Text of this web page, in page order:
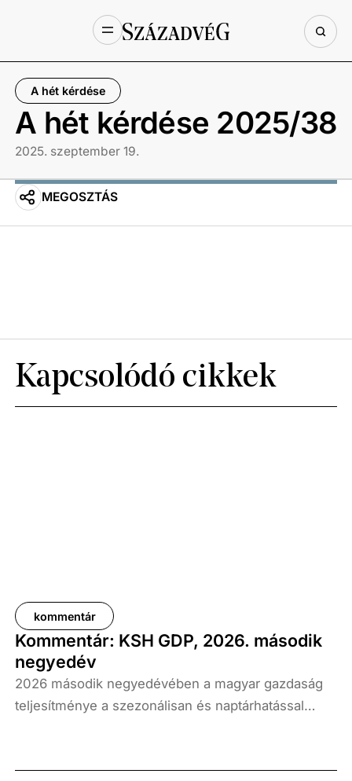
A hét kérdése
A hét kérdése 2025/38
2025. szeptember 19.
MEGOSZTÁS
Kapcsolódó cikkek
kommentár
Kommentár: KSH GDP, 2026. második
negyedév
2026 második negyedévében a magyar gazdaság
teljesítménye a szezonálisan és naptárhatással
százalékkal, míg az előző negyedévhez képest 0,4